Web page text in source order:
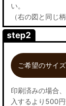
い。
（右の図と同じ
step2
ご希望のサイ
印刷済みの場合
入するより500円